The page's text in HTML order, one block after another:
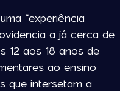
“experiência
a já cerca de
12 aos 18 anos de
ao ensino
que intersetam a